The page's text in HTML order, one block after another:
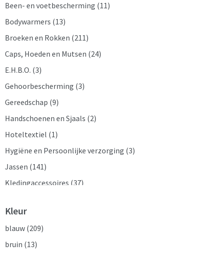
Been- en voetbescherming (11)
Bodywarmers (13)
Broeken en Rokken (211)
Caps, Hoeden en Mutsen (24)
E.H.B.O. (3)
Gehoorbescherming (3)
Gereedschap (9)
Handschoenen en Sjaals (2)
Hoteltextiel (1)
Hygiëne en Persoonlijke verzorging (3)
Jassen (141)
Kledingaccessoires (37)
Overalls
Overhemden
Polo's(29)
Kleur
blauw (209)
bruin (13)